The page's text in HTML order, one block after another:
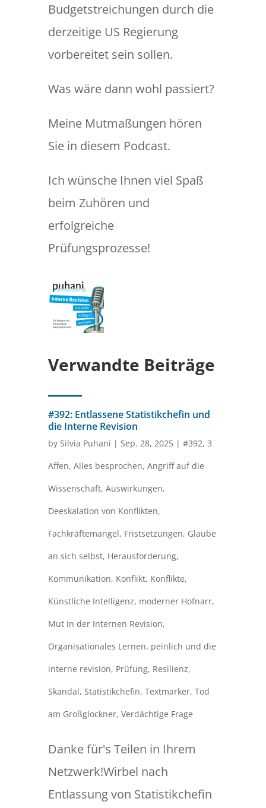
Budgetstreichungen durch die
derzeitige US Regierung
vorbereitet sein sollen.
Was wäre dann wohl passiert?
Meine Mutmaßungen hören
Sie in diesem Podcast.
Ich wünsche Ihnen viel Spaß
beim Zuhören und
erfolgreiche
Prüfungsprozesse!
Verwandte Beiträge
#392: Entlassene Statistikchefin und
die Interne Revision
by Silvia Puhani | Sep. 28, 2025| #392, 3
Affen, Alles besprochen, Angriff auf die
Wissenschaft, Auswirkungen,
Deeskalation von Konflikten,
Fachkräftemangel, Fristsetzungen, Glaube
an sich selbst, Herausforderung,
Kommunikation, Konflikt, Konflikte,
Künstliche Intelligenz, moderner Hofnarr,
Mut in der Internen Revision,
Organisationales Lernen, peinlich und die
interne revision, Prüfung, Resilienz,
Skandal, Statistikchefin, Textmarker, Tod
am Großglockner, Verdächtige Frage
Danke für's Teilen in Ihrem
Netzwerk!Wirbel nach
Entlassung von Statistikchefin